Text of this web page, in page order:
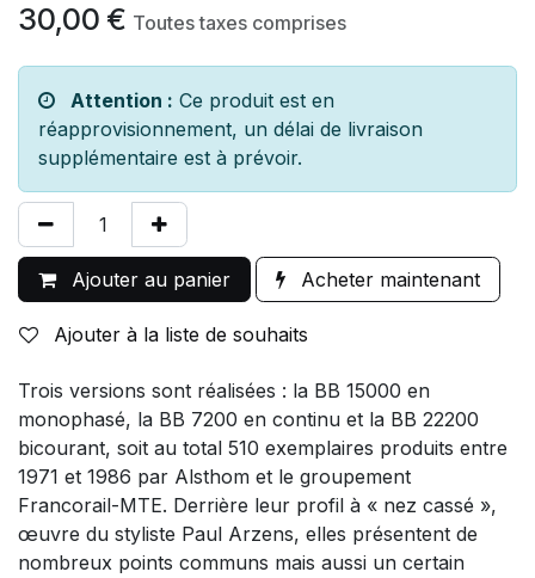
30,00 € Toutes taxes comprises
Attention : Ce produit est en
réapprovisionnement, un délai de livraison
supplémentaire est à prévoir.
Ajouter au panier Acheter maintenant
Ajouter à la liste de souhaits
Trois versions sont réalisées : la BB 15000 en
monophasé, la BB 7200 en continu et la BB 22200
bicourant, soit au total 510 exemplaires produits entre
1971 et 1986 par Alsthom et le groupement
Francorail-MTE. Derrière leur profil à « nez cassé »,
œuvre du styliste Paul Arzens, elles présentent de
nombreux points communs mais aussi un certain